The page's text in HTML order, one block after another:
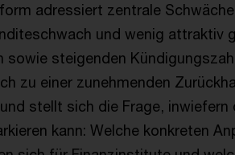
adressiert zentrale
und wenig attraktiv
sowie steigenden
zu einer zunehmenden
stellt sich die Frage,
kann: Welche konkreten